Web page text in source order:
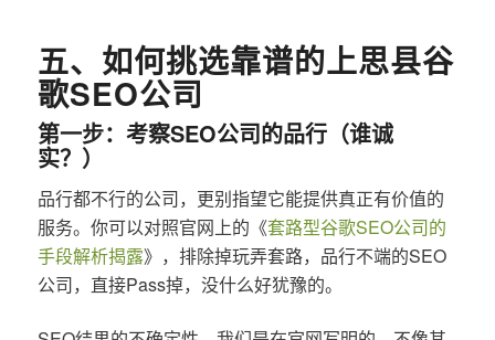
五、如何挑选靠谱的上思县谷
歌SEO公司
第一步：考察SEO公司的品行（谁诚
实？）
品行都不行的公司，更别指望它能提供真正有价值的
服务。你可以对照官网上的《套路型谷歌SEO公司的
手段解析揭露》，排除掉玩弄套路，品行不端的SEO
公司，直接Pass掉，没什么好犹豫的。